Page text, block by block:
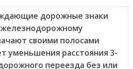
дорожные знаки
своими полосами
уменьшения расстояния 3-
переезда без или